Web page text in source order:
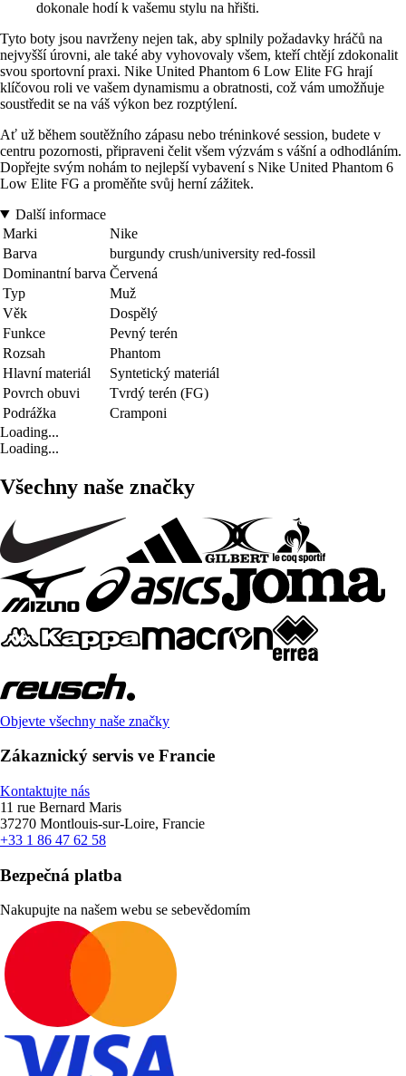
dokonale hodí k vašemu stylu na hřišti.
Tyto boty jsou navrženy nejen tak, aby splnily požadavky hráčů na
nejvyšší úrovni, ale také aby vyhovovaly všem, kteří chtějí zdokonalit
svou sportovní praxi. Nike United Phantom 6 Low Elite FG hrají
klíčovou roli ve vašem dynamismu a obratnosti, což vám umožňuje
soustředit se na váš výkon bez rozptýlení.
Ať už během soutěžního zápasu nebo tréninkové session, budete v
centru pozornosti, připraveni čelit všem výzvám s vášní a odhodláním.
Dopřejte svým nohám to nejlepší vybavení s Nike United Phantom 6
Low Elite FG a proměňte svůj herní zážitek.
Další informace
Marki
Nike
Barva
burgundy crush/university red-fossil
Dominantní barva Červená
Typ
Muž
Věk
Dospělý
Funkce
Pevný terén
Rozsah
Phantom
Hlavní materiál
Syntetický materiál
Povrch obuvi
Tvrdý terén (FG)
Podrážka
Cramponi
Loading...
Loading...
Všechny naše značky
Objevte všechny naše značky
Zákaznický servis ve Francie
Kontaktujte nás
11 rue Bernard Maris
37270 Montlouis-sur-Loire, Francie
+33 1 86 47 62 58
Bezpečná platba
Nakupujte na našem webu se sebevědomím